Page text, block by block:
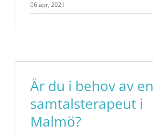
06 apr, 2021
Är du i behov av en
samtalsterapeut i
Malmö?